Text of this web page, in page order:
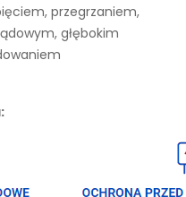
przegrzaniem,
głębokim